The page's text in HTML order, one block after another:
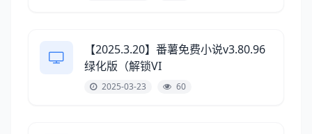
【2025.3.20】番薯免费小说v3.80.96
绿化版（解锁VI
2025-03-23 60